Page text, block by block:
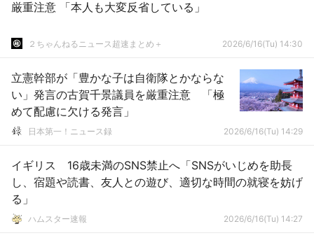
厳重注意 「本人も大変反省している」
２ちゃんねるニュース超速まとめ＋ 2026/6/16(Tu) 14:30
立憲幹部が「豊かな子は自衛隊とかならな
い」発言の古賀千景議員を厳重注意 「極
めて配慮に欠ける発言」
日本第一！ニュース録 2026/6/16(Tu) 14:29
イギリス 16歳未満のSNS禁止へ「SNSがいじめを助長
し、宿題や読書、友人との遊び、適切な時間の就寝を妨げ
る」
ハムスター速報 2026/6/16(Tu) 14:27